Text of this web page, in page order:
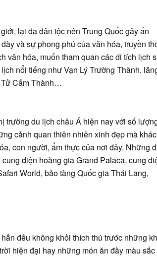
lại đa dân tộc nên Trung Quốc gây ấn
và sự phong phú của văn hóa, truyền
văn hóa, muốn tham quan các di tích lịch
nổi tiếng như Vạn Lý Trường Thành,
Tử Cấm Thành…
trường du lịch châu Á hiện nay với số
cảnh quan thiên nhiên xinh đẹp mà
con người, ẩm thực của nơi đây. Những
điện hoàng gia Grand Palaca, cung
World, bảo tàng Quốc gia Thái Lang,
đều không khỏi thích thú trước những
hiện đại hay những món ăn đầy màu sắc